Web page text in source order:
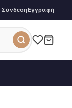
ΣύνδεσηΕγγραφή